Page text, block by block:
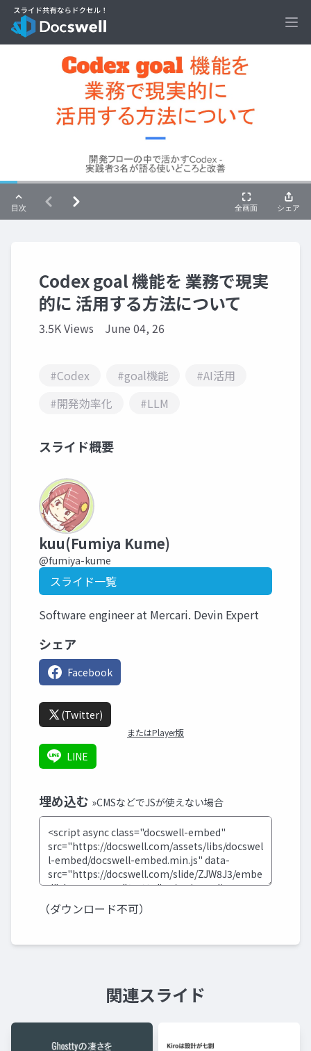
Codex goal 機能を 業務で現実
的に 活用する方法について
3.5K Views June 04, 26
#Codex #goal機能
#AI活用
#開発効率化
#LLM
スライド概要
kuu(Fumiya Kume)
@fumiya-kume
スライド一覧
Software engineer at Mercari. Devin Expert
シェア
Facebook
(Twitter)
またはPlayer版
LINE
埋め込む »CMSなどでJSが使えない場合
（ダウンロード不可）
関連スライド